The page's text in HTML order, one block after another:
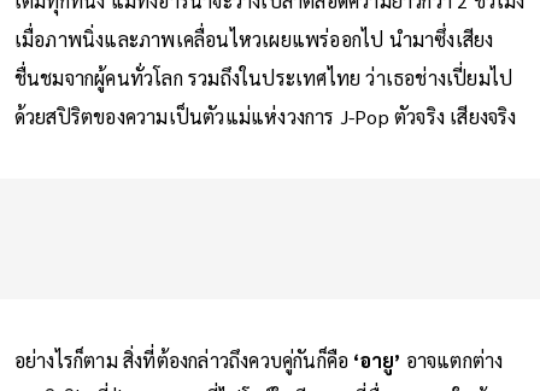
ตัดสินใจขึ้นโชว์จัดเต็มตามกำหนดเดิมราวกับมีผู้ชมนับหมื่นนั่ง
เต็มทุกที่นั่ง แม้ทั้งอารีน่าจะว่างเปล่าตลอดความยาวกว่า 2 ชั่วโมง
เมื่อภาพนิ่งและภาพเคลื่อนไหวเผยแพร่ออกไป นำมาซึ่งเสียง